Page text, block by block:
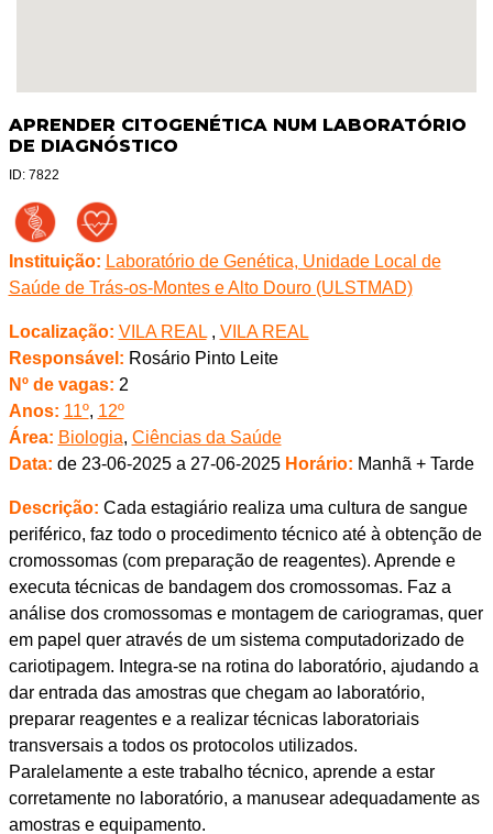
APRENDER CITOGENÉTICA NUM LABORATÓRIO
DE DIAGNÓSTICO
ID: 7822
Instituição: Laboratório de Genética, Unidade Local de
Saúde de Trás-os-Montes e Alto Douro (ULSTMAD)
Localização: VILA REAL, VILA REAL
Responsável: Rosário Pinto Leite
Nº de vagas: 2
Anos: 11º, 12º
Área: Biologia, Ciências da Saúde
Data: de 23-06-2025 a 27-06-2025 Horário: Manhã + Tarde
Descrição: Cada estagiário realiza uma cultura de sangue
periférico, faz todo o procedimento técnico até à obtenção de
cromossomas (com preparação de reagentes). Aprende e
executa técnicas de bandagem dos cromossomas. Faz a
análise dos cromossomas e montagem de cariogramas, quer
em papel quer através de um sistema computadorizado de
cariotipagem. Integra-se na rotina do laboratório, ajudando a
dar entrada das amostras que chegam ao laboratório,
preparar reagentes e a realizar técnicas laboratoriais
transversais a todos os protocolos utilizados.
Paralelamente a este trabalho técnico, aprende a estar
corretamente no laboratório, a manusear adequadamente as
amostras e equipamento.